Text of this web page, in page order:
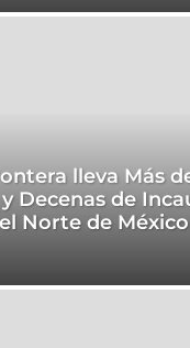
lleva Más
Decenas de
Norte de México